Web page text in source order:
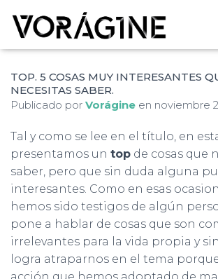
TOP. 5 COSAS MUY INTERESANTES
NECESITAS SABER.
Publicado por Vorágine en noviembre
Tal y como se lee en el título, en
presentamos un top de cosas que
saber, pero que sin duda alguna
interesantes. Como en esas
hemos sido testigos de algún
pone a hablar de cosas que son
irrelevantes para la vida propia y
logra atraparnos en el tema